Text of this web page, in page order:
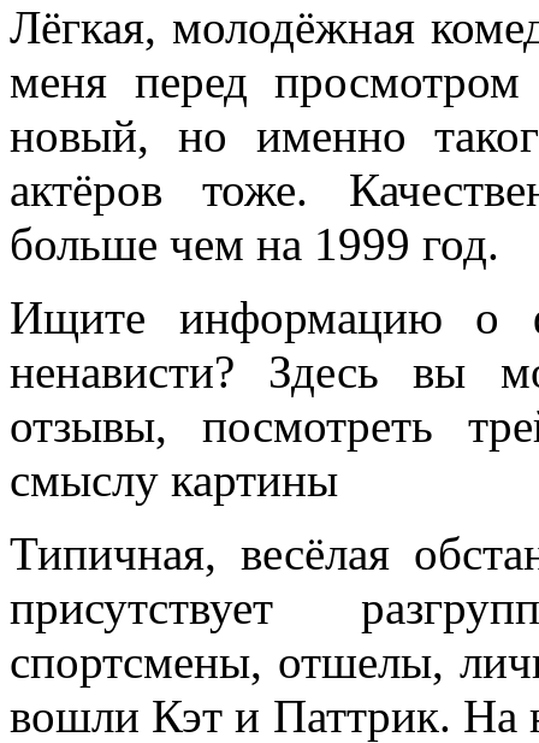
Лёгкая, молодёжная
меня перед
новый, но именно
актёров тоже.
больше чем на 1999 год.
Ищите информацию о
ненависти? Здесь вы
отзывы, посмотреть
смыслу картины
Типичная, весёлая
присутствует
спортсмены, отшелы,
вошли Кэт и Паттрик. На